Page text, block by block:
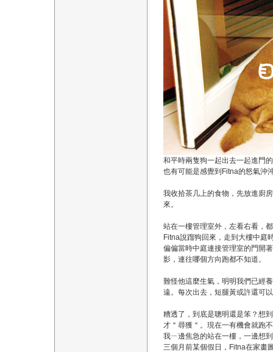
和平時兩隻狗一起出去一起進門
也有可能是感覺到Fitna的怒氣沖
我收拾茶几上的食物，先放進廚
來。
站在一樓管理室外，左看右看，
Fitna說蹓狗回來，走到大樓中庭
偏偏當時中庭連接管理室的門開
影，連往哪個方向跑都不知道。
難怪他這麼生氣，明明我們已經
遠。每次出去，短腿黃或許還可
糟透了，到底是聰明還是笨？想
才＂尋獲＂。現在一有機會就跑
我ㄧ邊焦急的站在一樓，一邊想
三個月前某個假日，Fitna在家畫